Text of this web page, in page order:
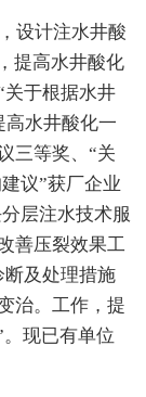
设计注水井酸
提高水井酸化
关于根据水井
高水井酸化一
三等奖、“关
议”获厂企业
层注水技术服
善压裂效果工
断及处理措施
治。工作，提
现已有单位